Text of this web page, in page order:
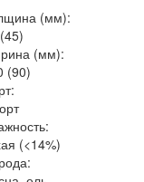
(мм):
(мм):
(90)
(<14%)